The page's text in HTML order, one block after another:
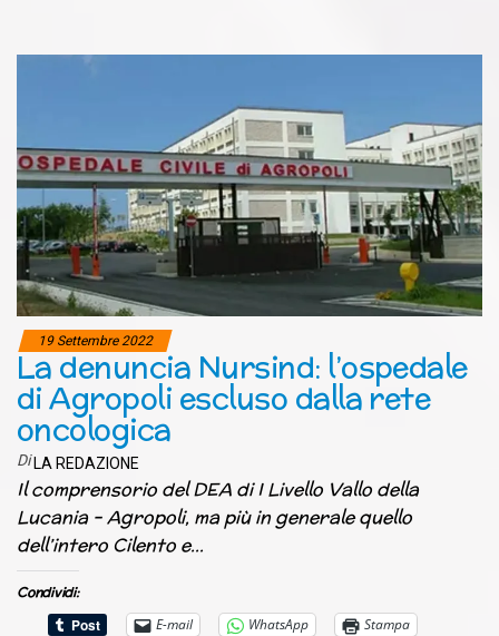
19 Settembre 2022
La denuncia Nursind: l’ospedale
di Agropoli escluso dalla rete
oncologica
Di LA REDAZIONE
Il comprensorio del DEA di I Livello Vallo della
Lucania – Agropoli, ma più in generale quello
dell’intero Cilento e…
Condividi:
E-mail
WhatsApp Stampa